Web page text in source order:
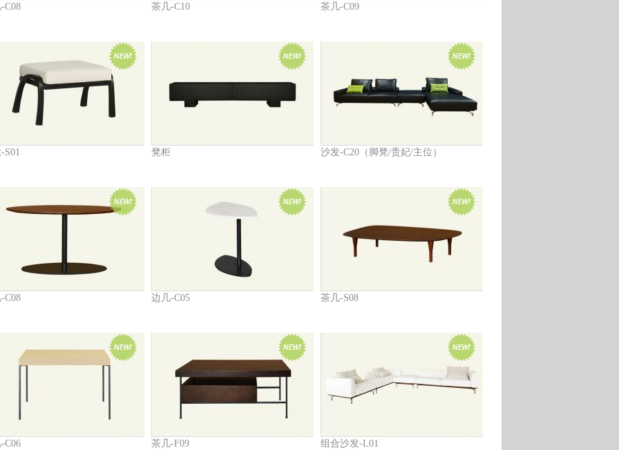
C08 茶几-C10 茶几-C09
S01 凳柜 沙发-C20（脚凳/贵妃/主位）
C08 边几-C05 茶几-S08
C06 茶几-F09 组合沙发-L01